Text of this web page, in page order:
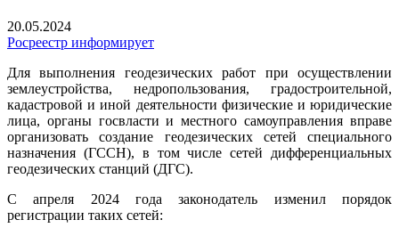
20.05.2024
Росреестр информирует
Для выполнения геодезических работ при осуществлении
землеустройства, недропользования, градостроительной,
кадастровой и иной деятельности физические и юридические
лица, органы госвласти и местного самоуправления вправе
организовать создание геодезических сетей специального
назначения (ГССН), в том числе сетей дифференциальных
геодезических станций (ДГС).
С апреля 2024 года законодатель изменил порядок
регистрации таких сетей: